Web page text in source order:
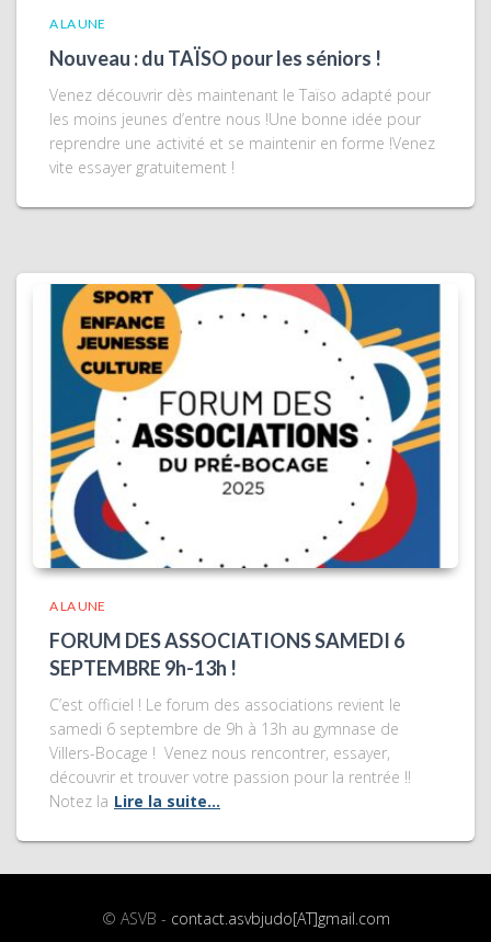
A LA UNE
Nouveau : du TAÏSO pour les séniors !
Venez découvrir dès maintenant le Taïso adapté pour
les moins jeunes d’entre nous !Une bonne idée pour
reprendre une activité et se maintenir en forme !Venez
vite essayer gratuitement !
A LA UNE
FORUM DES ASSOCIATIONS SAMEDI 6
SEPTEMBRE 9h-13h !
C’est officiel ! Le forum des associations revient le
samedi 6 septembre de 9h à 13h au gymnase de
Villers-Bocage ! Venez nous rencontrer, essayer,
découvrir et trouver votre passion pour la rentrée !!
Notez la Lire la suite…
© ASVB - contact.asvbjudo[AT]gmail.com